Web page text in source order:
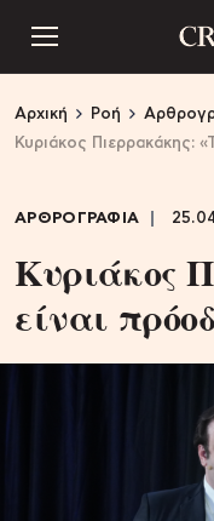
Αρχική Ροή
Κυριάκος Πιερρακάκης:
ΑΡΘΡΟΓΡΑΦΙΑ
Κυριάκος
είναι